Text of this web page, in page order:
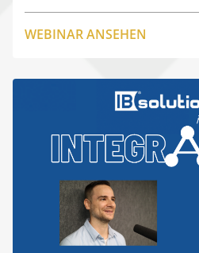
WEBINAR ANSEHEN